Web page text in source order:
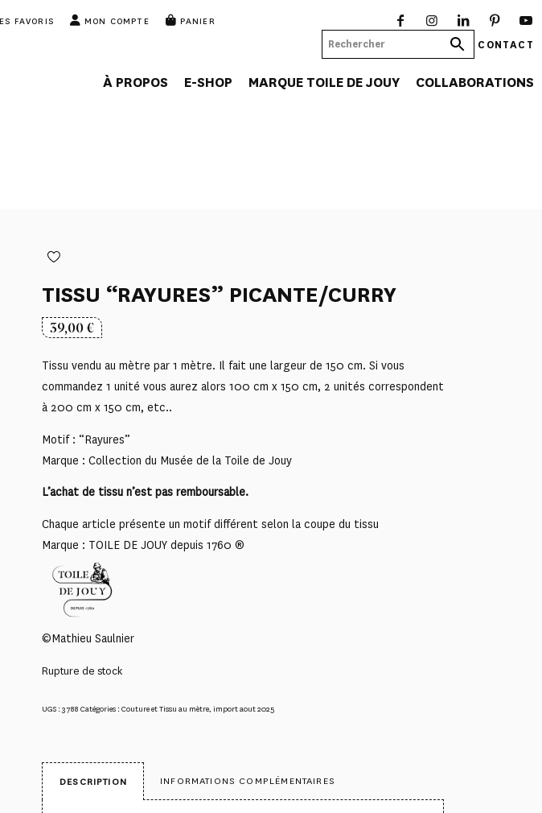
FAVORIS MON COMPTE PANIER
CONTACT
À PROPOS E-SHOP MARQUE TOILE DE JOUY COLLABORATIONS
TISSU “RAYURES” PICANTE/CURRY
39,00€
Tissu vendu au mètre par 1 mètre. Il fait une largeur de 150 cm. Si vous
commandez 1 unité vous aurez alors 100 cm x 150 cm, 2 unités correspondent
à 200 cm x 150 cm, etc..
Motif : “Rayures”
Marque : Collection du Musée de la Toile de Jouy
L’achat de tissu n’est pas remboursable.
Chaque article présente un motif différent selon la coupe du tissu
Marque : TOILE DE JOUY depuis 1760 ®
©Mathieu Saulnier
Rupture de stock
UGS :3788 Catégories :Couture et Tissu au mètre, import aout 2025
DESCRIPTION INFORMATIONS COMPLÉMENTAIRES